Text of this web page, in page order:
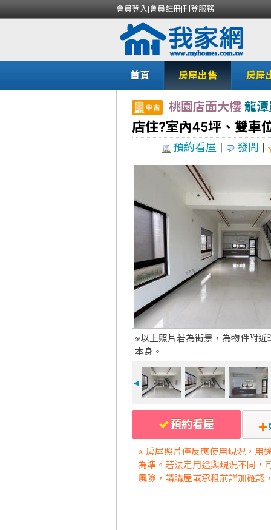
會員登入|會員註冊|刊登服務
首頁 房屋出售 房屋
桃園店面大樓 龍
店住?室內45坪、雙車
預約看屋 | 發問 |
※以上照片若為街景，為物件附近
本身。
◄
預約看屋
※ 房屋照片僅反應使用現況，用
為準。若法定用途與現況不同，
風險，請購屋或承租前詳加確認